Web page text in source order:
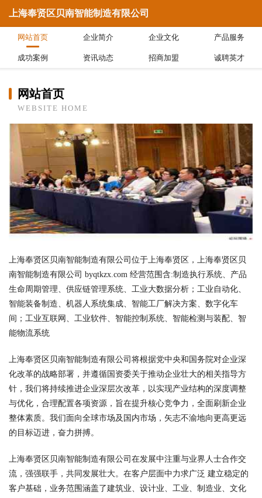
上海奉贤区贝南智能制造有限公司
网站首页 企业简介 企业文化 产品服务
成功案例 资讯动态 招商加盟 诚聘英才
网站首页
WEBSITE HOME
上海奉贤区贝南智能制造有限公司位于上海奉贤区，上海奉贤区贝
南智能制造有限公司 byqtkzx.com 经营范围含:制造执行系统、产品
生命周期管理、供应链管理系统、工业大数据分析；工业自动化、
智能装备制造、机器人系统集成、智能工厂解决方案、数字化车
间；工业互联网、工业软件、智能控制系统、智能检测与装配、智
能物流系统
上海奉贤区贝南智能制造有限公司将根据党中央和国务院对企业深
化改革的战略部署，并遵循国资委关于推动企业壮大的相关指导方
针，我们将持续推进企业深层次改革，以实现产业结构的深度调整
与优化，合理配置各项资源，旨在提升核心竞争力，全面刷新企业
整体素质。我们面向全球市场及国内市场，矢志不渝地向更高更远
的目标迈进，奋力拼搏。
上海奉贤区贝南智能制造有限公司在发展中注重与业界人士合作交
流，强强联手，共同发展壮大。在客户层面中力求广泛 建立稳定的
客户基础，业务范围涵盖了建筑业、设计业、工业、制造业、文化